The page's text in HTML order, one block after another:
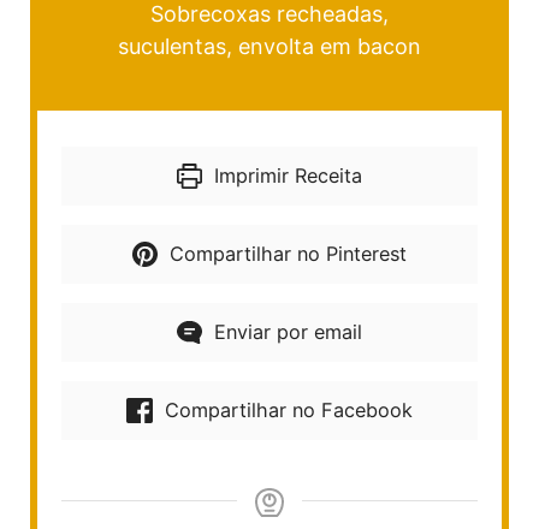
Sobrecoxas recheadas,
suculentas, envolta em bacon
Imprimir Receita
Compartilhar no Pinterest
Enviar por email
Compartilhar no Facebook